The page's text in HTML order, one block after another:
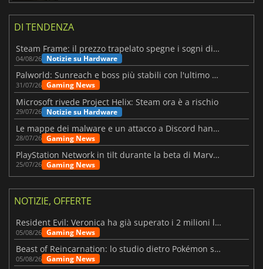
DI TENDENZA
Steam Frame: il prezzo trapelato spegne i sogni di un VR economico
04/08/26 Notizie su Hardware
Palworld: Sunreach e boss più stabili con l'ultimo update
31/07/26 Gaming News
Microsoft rivede Project Helix: Steam ora è a rischio
29/07/26 Notizie su Hardware
Le mappe dei malware e un attacco a Discord hanno colpito Meccha Chameleon
28/07/26 Gaming News
PlayStation Network in tilt durante la beta di Marvel Tōkon
25/07/26 Gaming News
NOTIZIE, OFFERTE
Resident Evil: Veronica ha già superato i 2 milioni liste dei desideri
05/08/26 Gaming News
Beast of Reincarnation: lo studio dietro Pokémon su una nuova strada
05/08/26 Gaming News